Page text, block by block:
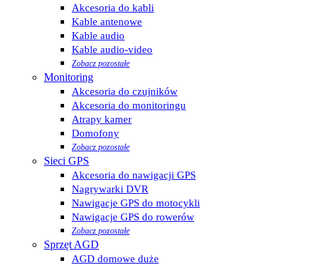
Akcesoria do kabli
Kable antenowe
Kable audio
Kable audio-video
Zobacz pozostałe
Monitoring
Akcesoria do czujników
Akcesoria do monitoringu
Atrapy kamer
Domofony
Zobacz pozostałe
Sieci GPS
Akcesoria do nawigacji GPS
Nagrywarki DVR
Nawigacje GPS do motocykli
Nawigacje GPS do rowerów
Zobacz pozostałe
Sprzęt AGD
AGD domowe duże